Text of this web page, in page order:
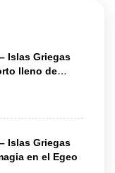
Islas Griegas
lleno de
Islas Griegas
en el Egeo